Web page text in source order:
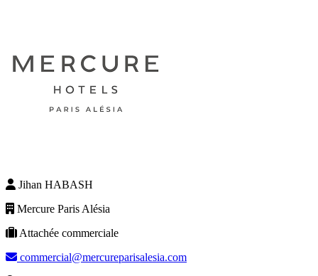
Jihan HABASH
Mercure Paris Alésia
Attachée commerciale
commercial@mercureparisalesia.com